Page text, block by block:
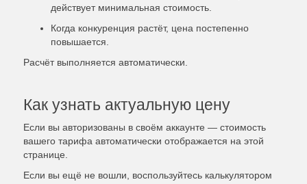
действует минимальная стоимость.
Когда конкуренция растёт, цена постепенно
повышается.
Расчёт выполняется автоматически.
Как узнать актуальную цену
Если вы авторизованы в своём аккаунте — стоимость
вашего тарифа автоматически отображается на этой
странице.
Если вы ещё не вошли, воспользуйтесь калькулятором